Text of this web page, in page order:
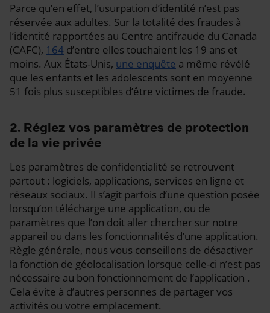
Parce qu’en effet, l’usurpation d’identité n’est pas
réservée aux adultes. Sur la totalité des fraudes à
l’identité rapportées au Centre antifraude du Canada
(CAFC), 164 d’entre elles touchaient les 19 ans et
moins. Aux États-Unis, une enquête a même révélé
que les enfants et les adolescents sont en moyenne
51 fois plus susceptibles d’être victimes de fraude.
2. Réglez vos paramètres de protection
de la vie privée
Les paramètres de confidentialité se retrouvent
partout : logiciels, applications, services en ligne et
réseaux sociaux. Il s’agit parfois d’une question posée
lorsqu’on télécharge une application, ou de
paramètres que l’on doit aller chercher sur notre
appareil ou dans les fonctionnalités d’une application.
Règle générale, nous vous conseillons de désactiver
la fonction de géolocalisation lorsque celle-ci n’est pas
nécessaire au bon fonctionnement de l’application .
Cela évite à d’autres personnes de partager vos
activités ou votre emplacement.